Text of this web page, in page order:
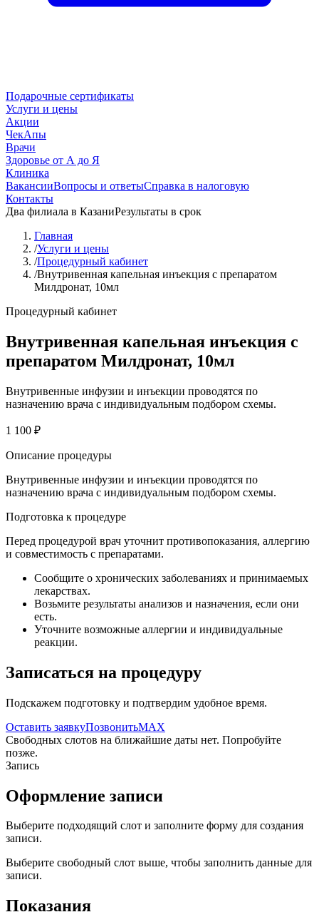
Подарочные сертификаты
Услуги и цены
Акции
ЧекАпы
Врачи
Здоровье от А до Я
Клиника
ВакансииВопросы и ответыСправка в налоговую
Контакты
Два филиала в КазаниРезультаты в срок
Главная
/Услуги и цены
/Процедурный кабинет
/Внутривенная капельная инъекция с препаратом
Милдронат, 10мл
Процедурный кабинет
Внутривенная капельная инъекция с
препаратом Милдронат, 10мл
Внутривенные инфузии и инъекции проводятся по
назначению врача с индивидуальным подбором схемы.
1 100 ₽
Описание процедуры
Внутривенные инфузии и инъекции проводятся по
назначению врача с индивидуальным подбором схемы.
Подготовка к процедуре
Перед процедурой врач уточнит противопоказания, аллергию
и совместимость с препаратами.
Сообщите о хронических заболеваниях и принимаемых
лекарствах.
Возьмите результаты анализов и назначения, если они
есть.
Уточните возможные аллергии и индивидуальные
реакции.
Записаться на процедуру
Подскажем подготовку и подтвердим удобное время.
Оставить заявкуПозвонитьMAX
Свободных слотов на ближайшие даты нет. Попробуйте
позже.
Запись
Оформление записи
Выберите подходящий слот и заполните форму для создания
записи.
Выберите свободный слот выше, чтобы заполнить данные для
записи.
Показания